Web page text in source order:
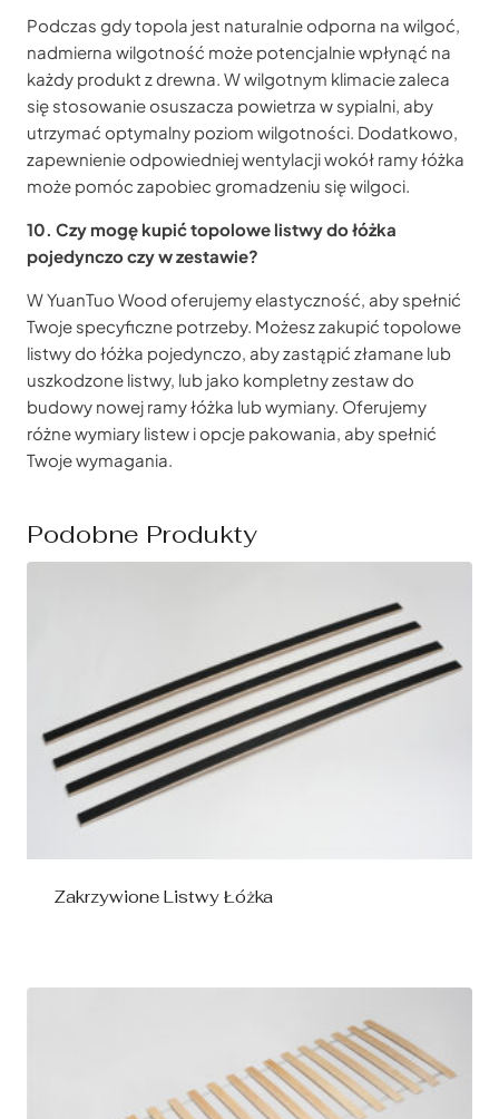
Podczas gdy topola jest naturalnie odporna na wilgoć,
nadmierna wilgotność może potencjalnie wpłynąć na
każdy produkt z drewna. W wilgotnym klimacie zaleca
się stosowanie osuszacza powietrza w sypialni, aby
utrzymać optymalny poziom wilgotności. Dodatkowo,
zapewnienie odpowiedniej wentylacji wokół ramy łóżka
może pomóc zapobiec gromadzeniu się wilgoci.
10. Czy mogę kupić topolowe listwy do łóżka
pojedynczo czy w zestawie?
W YuanTuo Wood oferujemy elastyczność, aby spełnić
Twoje specyficzne potrzeby. Możesz zakupić topolowe
listwy do łóżka pojedynczo, aby zastąpić złamane lub
uszkodzone listwy, lub jako kompletny zestaw do
budowy nowej ramy łóżka lub wymiany. Oferujemy
różne wymiary listew i opcje pakowania, aby spełnić
Twoje wymagania.
Podobne Produkty
Zakrzywione Listwy Łóżka